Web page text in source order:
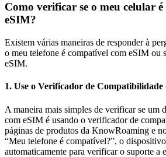
Como verificar se o meu celular
eSIM?
Existem várias maneiras de responder à
o meu telefone é compatível com eSIM ou
eSIM.
1. Use o Verificador de
A maneira mais simples de verificar se um
com eSIM é usando o verificador de
páginas de produtos da KnowRoaming e
“Meu telefone é compatível?”, o
automaticamente para verificar o suporte a